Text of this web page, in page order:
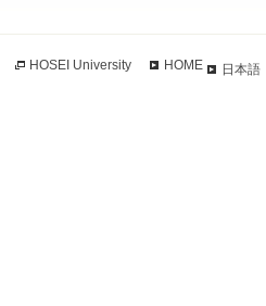
HOSEI University HOME 日本語